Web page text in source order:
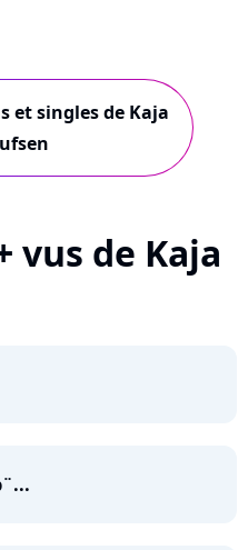
et singles de Kaja
vus de Kaja